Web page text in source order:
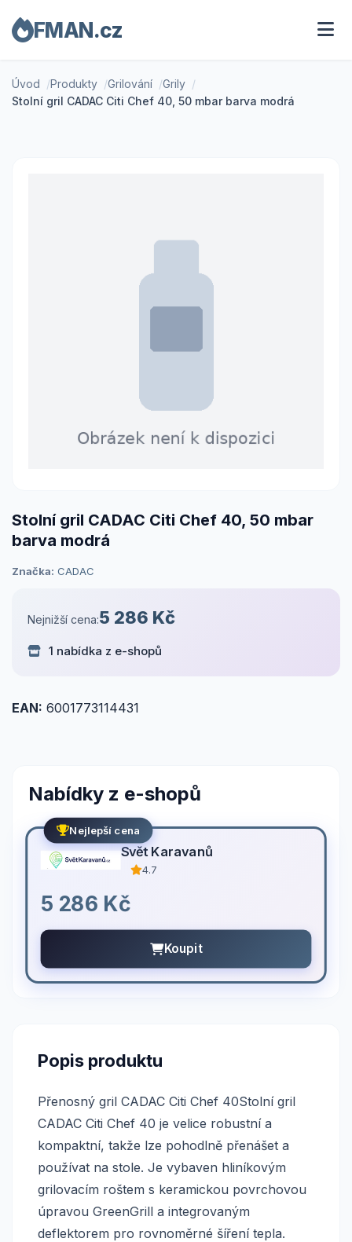
FMAN.cz
Úvod Produkty Grilování
Grily
Stolní gril CADAC Citi Chef 40, 50 mbar barva modrá
Stolní gril CADAC Citi Chef 40, 50 mbar
barva modrá
Značka: CADAC
Nejnižší cena:5 286 Kč
1 nabídka z e-shopů
EAN: 6001773114431
Nabídky z e-shopů
Nejlepší cena
Svět Karavanů
4.7
5 286 Kč
Koupit
Popis produktu
Přenosný gril CADAC Citi Chef 40Stolní gril
CADAC Citi Chef 40 je velice robustní a
kompaktní, takže lze pohodlně přenášet a
používat na stole. Je vybaven hliníkovým
grilovacím roštem s keramickou povrchovou
úpravou GreenGrill a integrovaným
deflektorem pro rovnoměrné šíření tepla.